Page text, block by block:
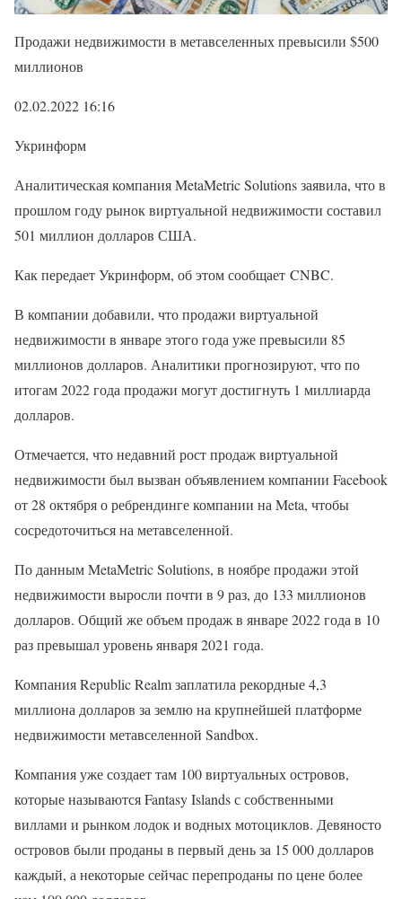
Продажи недвижимости в метавселенных превысили $500
миллионов
02.02.2022 16:16
Укринформ
Аналитическая компания MetaMetric Solutions заявила, что в
прошлом году рынок виртуальной недвижимости составил
501 миллион долларов США.
Как передает Укринформ, об этом сообщает CNBC.
В компании добавили, что продажи виртуальной
недвижимости в январе этого года уже превысили 85
миллионов долларов. Аналитики прогнозируют, что по
итогам 2022 года продажи могут достигнуть 1 миллиарда
долларов.
Отмечается, что недавний рост продаж виртуальной
недвижимости был вызван объявлением компании Facebook
от 28 октября о ребрендинге компании на Meta, чтобы
сосредоточиться на метавселенной.
По данным MetaMetric Solutions, в ноябре продажи этой
недвижимости выросли почти в 9 раз, до 133 миллионов
долларов. Общий же объем продаж в январе 2022 года в 10
раз превышал уровень января 2021 года.
Компания Republic Realm заплатила рекордные 4,3
миллиона долларов за землю на крупнейшей платформе
недвижимости метавселенной Sandbox.
Компания уже создает там 100 виртуальных островов,
которые называются Fantasy Islands с собственными
виллами и рынком лодок и водных мотоциклов. Девяносто
островов были проданы в первый день за 15 000 долларов
каждый, а некоторые сейчас перепроданы по цене более